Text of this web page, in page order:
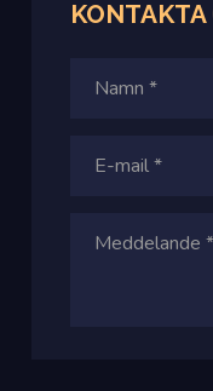
KONTAKTA